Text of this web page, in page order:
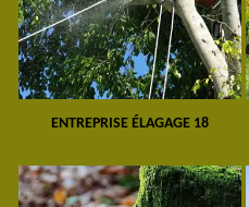
ENTREPRISE ÉLAGAGE 18